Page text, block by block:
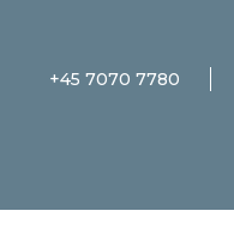
+45 7070 7780